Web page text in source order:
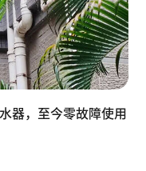
器，至今零故障使用